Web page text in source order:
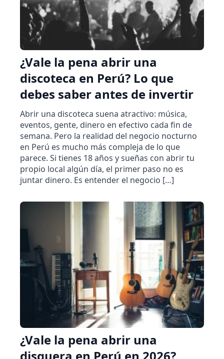
¿Vale la pena abrir una
discoteca en Perú? Lo que
debes saber antes de invertir
Abrir una discoteca suena atractivo: música,
eventos, gente, dinero en efectivo cada fin de
semana. Pero la realidad del negocio nocturno
en Perú es mucho más compleja de lo que
parece. Si tienes 18 años y sueñas con abrir tu
propio local algún día, el primer paso no es
juntar dinero. Es entender el negocio […]
¿Vale la pena abrir una